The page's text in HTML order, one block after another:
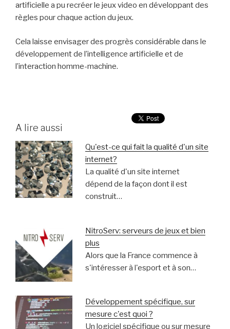
artificielle a pu recréer le jeux video en développant des
règles pour chaque action du jeux.
Cela laisse envisager des progrès considérable dans le
développement de l’intelligence artificielle et de
l’interaction homme-machine.
A lire aussi
Qu'est-ce qui fait la qualité d'un site
internet?
La qualité d'un site internet
dépend de la façon dont il est
construit…
NitroServ: serveurs de jeux et bien
plus
Alors que la France commence à
s'intéresser à l'esport et à son…
Développement spécifique, sur
mesure c'est quoi ?
Un logiciel spécifique ou sur mesure